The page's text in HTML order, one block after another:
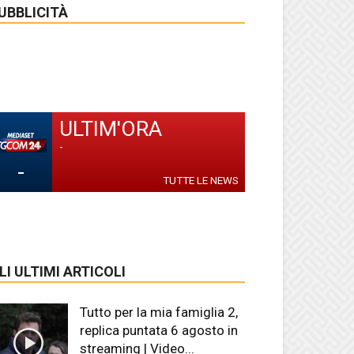
-
ULTIM'ORA
-
TUTTE LE NEWS
ULTIMI ARTICOLI
Tutto per la mia famiglia 2,
replica puntata 6 agosto in
streaming | Video...